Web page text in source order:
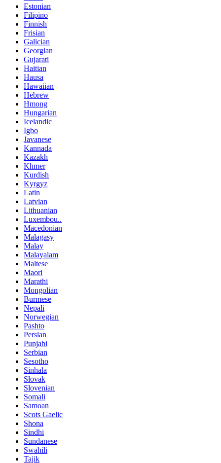
Estonian
Filipino
Finnish
Frisian
Galician
Georgian
Gujarati
Haitian
Hausa
Hawaiian
Hebrew
Hmong
Hungarian
Icelandic
Igbo
Javanese
Kannada
Kazakh
Khmer
Kurdish
Kyrgyz
Latin
Latvian
Lithuanian
Luxembou..
Macedonian
Malagasy
Malay
Malayalam
Maltese
Maori
Marathi
Mongolian
Burmese
Nepali
Norwegian
Pashto
Persian
Punjabi
Serbian
Sesotho
Sinhala
Slovak
Slovenian
Somali
Samoan
Scots Gaelic
Shona
Sindhi
Sundanese
Swahili
Tajik